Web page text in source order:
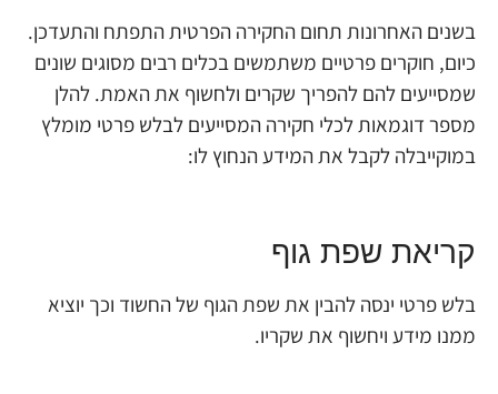
בשנים האחרונות תחום החקירה הפרטית התפתח והתעדכן.
כיום, חוקרים פרטיים משתמשים בכלים רבים מסוגים שונים
שמסייעים להם להפריך שקרים ולחשוף את האמת. להלן
מספר דוגמאות לכלי חקירה המסייעים לבלש פרטי מומלץ
במוקייבלה לקבל את המידע הנחוץ לו:
קריאת שפת גוף
בלש פרטי ינסה להבין את שפת הגוף של החשוד וכך יוציא
ממנו מידע ויחשוף את שקריו.